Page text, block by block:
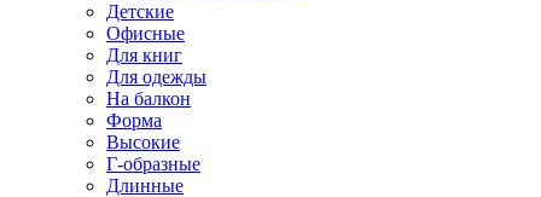
Детские
Офисные
Для книг
Для одежды
На балкон
Форма
Высокие
Г-образные
Длинные